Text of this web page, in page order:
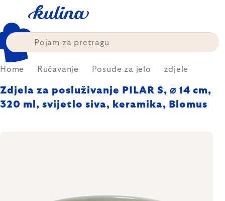
content
Home Ručavanje Posuđe za jelo zdjele
Zdjela za posluživanje PILAR S, ⌀ 14 cm,
320 ml, svijetlo siva, keramika, Blomus